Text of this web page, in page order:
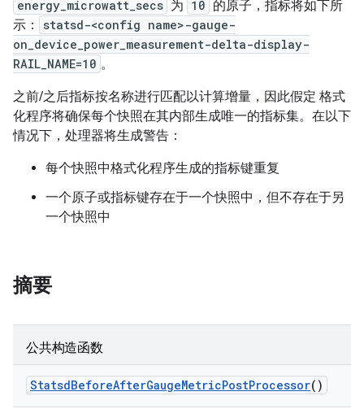
energy_microwatt_secs 为 10 的原子，指标将如下所
示：
statsd-<config name>-gauge-
on_device_power_measurement-delta-display-
RAIL_NAME=10 。
之前/之后指标按名称进行匹配以计算增量，因此假定 格式
化程序将确保每个快照在其内部生成唯一的指标集。在以下
情况下，处理器将生成警告：
每个快照中格式化程序生成的指标键重复
一个原子或指标键存在于一个快照中，但不存在于另
一个快照中
摘要
公共构造函数
StatsdBeforeAfterGaugeMetricPostProcessor()